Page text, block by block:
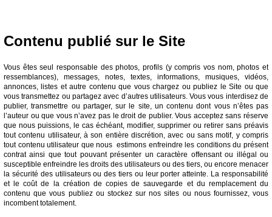
Contenu publié sur le Site
Vous êtes seul responsable des photos, profils (y compris vos nom, photos et
ressemblances), messages, notes, textes, informations, musiques, vidéos,
annonces, listes et autre contenu que vous chargez ou publiez le Site ou que
vous transmettez ou partagez avec d’autres utilisateurs. Vous vous interdisez de
publier, transmettre ou partager, sur le site, un contenu dont vous n’êtes pas
l’auteur ou que vous n’avez pas le droit de publier. Vous acceptez sans réserve
que nous puissions, le cas échéant, modifier, supprimer ou retirer sans préavis
tout contenu utilisateur, à son entière discrétion, avec ou sans motif, y compris
tout contenu utilisateur que nous estimons enfreindre les conditions du présent
contrat ainsi que tout pouvant présenter un caractère offensant ou illégal ou
susceptible enfreindre les droits des utilisateurs ou des tiers, ou encore menacer
la sécurité des utilisateurs ou des tiers ou leur porter atteinte. La responsabilité
et le coût de la création de copies de sauvegarde et du remplacement du
contenu que vous publiez ou stockez sur nos sites ou nous fournissez, vous
incombent totalement.